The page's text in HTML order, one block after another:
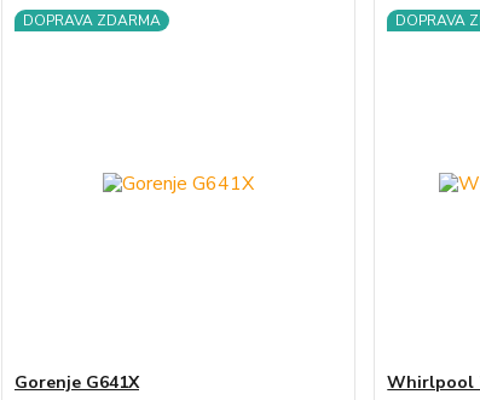
DOPRAVA ZDARMA
Gorenje G641X
DOPRAVA
Whirlpool